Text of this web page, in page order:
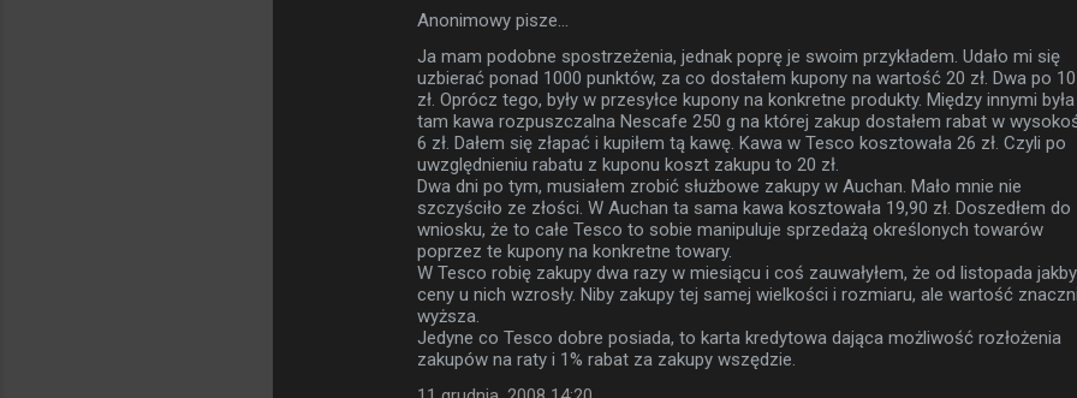
Anonimowy pisze…
Ja mam podobne spostrzeżenia, jednak poprę je swoim przykładem. Udało mi się
uzbierać ponad 1000 punktów, za co dostałem kupony na wartość 20 zł. Dwa po 10
zł. Oprócz tego, były w przesyłce kupony na konkretne produkty. Między innymi była
tam kawa rozpuszczalna Nescafe 250 g na której zakup dostałem rabat w
6 zł. Dałem się złapać i kupiłem tą kawę. Kawa w Tesco kosztowała 26 zł. Czyli po
uwzględnieniu rabatu z kuponu koszt zakupu to 20 zł.
Dwa dni po tym, musiałem zrobić służbowe zakupy w Auchan. Mało mnie nie
szczyściło ze złości. W Auchan ta sama kawa kosztowała 19,90 zł. Doszedłem do
wniosku, że to całe Tesco to sobie manipuluje sprzedażą określonych towarów
poprzez te kupony na konkretne towary.
W Tesco robię zakupy dwa razy w miesiącu i coś zauwałyłem, że od listopada jakby
ceny u nich wzrosły. Niby zakupy tej samej wielkości i rozmiaru, ale wartość
wyższa.
Jedyne co Tesco dobre posiada, to karta kredytowa dająca możliwość rozłożenia
zakupów na raty i 1% rabat za zakupy wszędzie.